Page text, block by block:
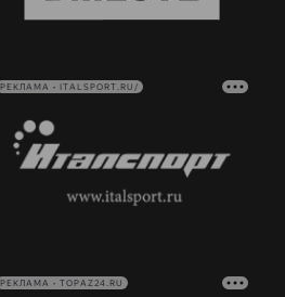
РЕКЛАМА • ITALSPORT.RU/
РЕКЛАМА • TOPAZ24.RU